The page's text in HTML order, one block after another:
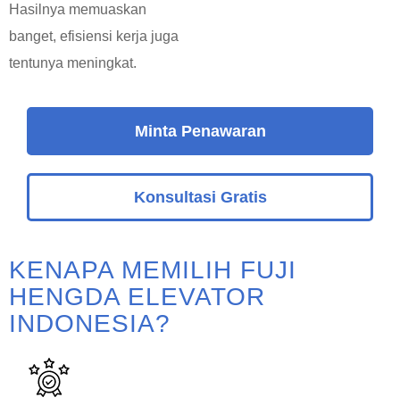
Hasilnya memuaskan
banget, efisiensi kerja juga
tentunya meningkat.
Minta Penawaran
Konsultasi Gratis
KENAPA MEMILIH FUJI
HENGDA ELEVATOR
INDONESIA?